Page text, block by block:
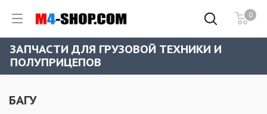
0
ЗАПЧАСТИ ДЛЯ ГРУЗОВОЙ ТЕХНИКИ И
ПОЛУПРИЦЕПОВ
БАГУ